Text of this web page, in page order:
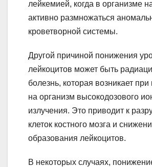
лейкемией, когда в организме
активно размножаться
кроветворной системы.
Другой причиной понижения
лейкоцитов может быть
болезнь, которая возникает при
на организм высокодозового
излучения. Это приводит к
клеток костного мозга и
образования лейкоцитов.
В некоторых случаях,